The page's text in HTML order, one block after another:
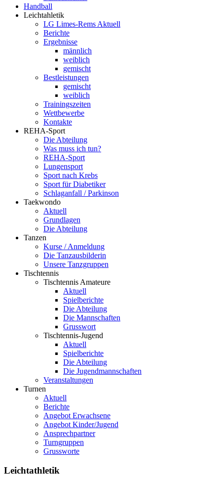
Handball
Leichtahletik
LG Limes-Rems Aktuell
Berichte
Ergebnisse
männlich
weiblich
gemischt
Bestleistungen
gemischt
weiblich
Trainingszeiten
Wettbewerbe
Kontakte
REHA-Sport
Die Abteilung
Was muss ich tun?
REHA-Sport
Lungensport
Sport nach Krebs
Sport für Diabetiker
Schlaganfall / Parkinson
Taekwondo
Aktuell
Grundlagen
Die Abteilung
Tanzen
Kurse / Anmeldung
Die Tanzausbilderin
Unsere Tanzgruppen
Tischtennis
Tischtennis Amateure
Aktuell
Spielberichte
Die Abteilung
Die Mannschaften
Grusswort
Tischtennis-Jugend
Aktuell
Spielberichte
Die Abteilung
Die Jugendmannschaften
Veranstaltungen
Turnen
Aktuell
Berichte
Angebot Erwachsene
Angebot Kinder/Jugend
Ansprechpartner
Turngruppen
Grussworte
Leichtathletik